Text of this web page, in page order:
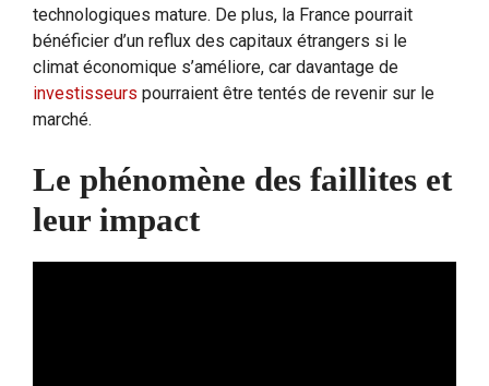
technologiques mature. De plus, la France pourrait
bénéficier d’un reflux des capitaux étrangers si le
climat économique s’améliore, car davantage de
investisseurs pourraient être tentés de revenir sur le
marché.
Le phénomène des faillites et
leur impact